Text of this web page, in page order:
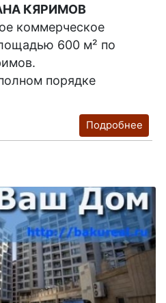
КЯРИМОВ
коммерческое
600 м² по
порядке
Подробнее